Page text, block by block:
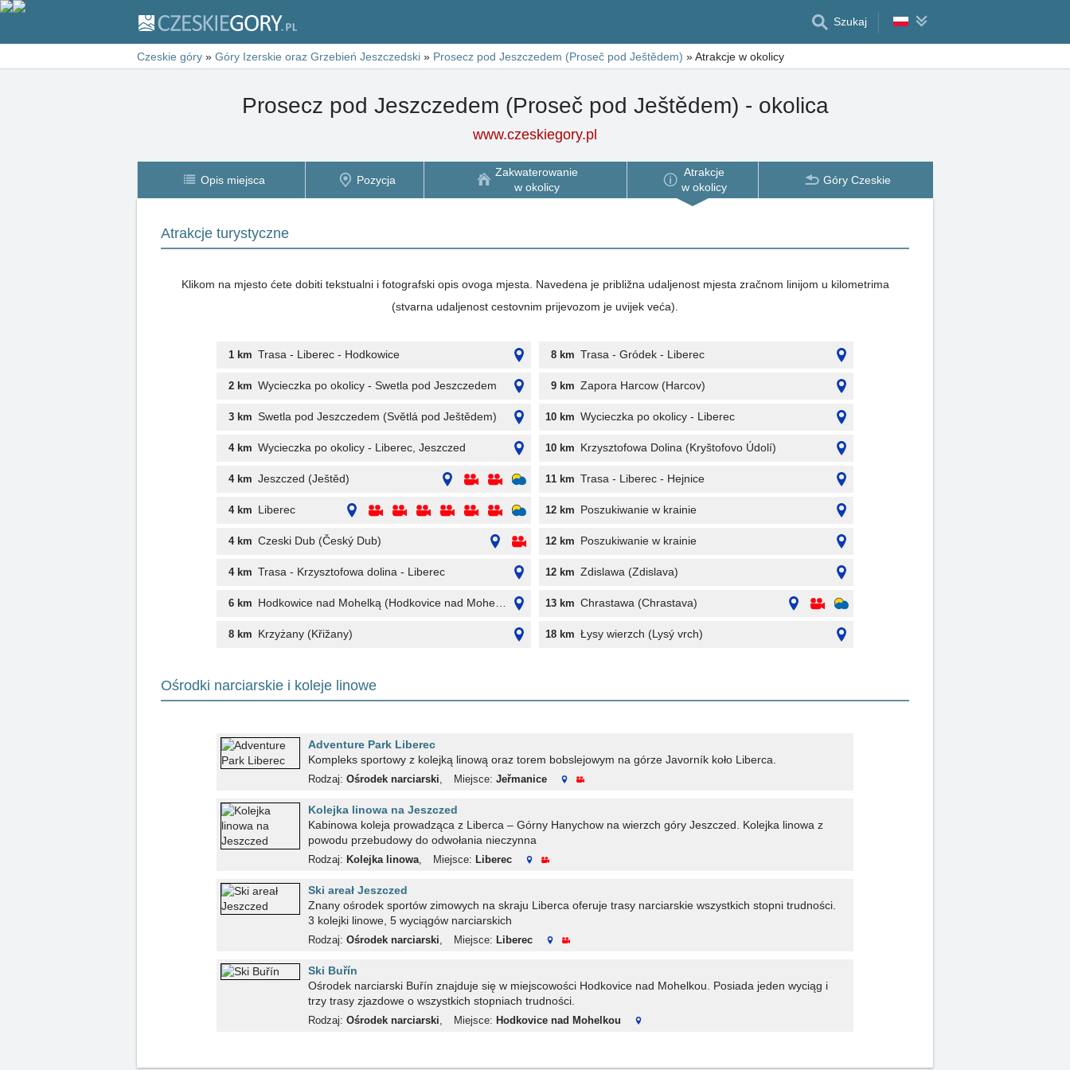
Szukaj
Czeskie góry » Góry Izerskie oraz Grzebień Jeszczedski » Prosecz pod Jeszczedem (Proseč pod Ještědem) »Atrakcje w okolicy
Prosecz pod Jeszczedem (Proseč pod Ještědem) - okolica
www.czeskiegory.pl
Opis miejsca Pozycja
Zakwaterowanie
w okolicy
Atrakcje
w okolicy
Góry Czeskie
Atrakcje turystyczne
Klikom na mjesto ćete dobiti tekstualni i fotografski opis ovoga mjesta. Navedena je približna udaljenost mjesta zračnom linijom u kilometrima
(stvarna udaljenost cestovnim prijevozom je uvijek veća).
1 km Trasa - Liberec - Hodkowice
2 km Wycieczka po okolicy - Swetla pod Jeszczedem
3 km Swetla pod Jeszczedem (Světlá pod Ještědem)
4 km Wycieczka po okolicy - Liberec, Jeszczed
4 km Jeszczed (Ještěd)
4 km Liberec
4 km Czeski Dub (Český Dub)
4 km Trasa - Krzysztofowa dolina - Liberec
6 km Hodkowice nad Mohelką (Hodkovice nad Mohelkou)
8 km Krzyżany (Křižany)
8 km Trasa - Gródek - Liberec
9 km Zapora Harcow (Harcov)
10 km Wycieczka po okolicy - Liberec
10 km Krzysztofowa Dolina (Kryštofovo Údolí)
11 km Trasa - Liberec - Hejnice
12 km Poszukiwanie w krainie
12 km Poszukiwanie w krainie
12 km Zdislawa (Zdislava)
13 km Chrastawa (Chrastava)
18 km Łysy wierzch (Lysý vrch)
Ośrodki narciarskie i koleje linowe
Adventure Park Liberec
Kompleks sportowy z kolejką linową oraz torem bobslejowym na górze Javorník koło Liberca.
Rodzaj: Ośrodek narciarski, Miejsce: Jeřmanice
Kolejka linowa na Jeszczed
Kabinowa koleja prowadząca z Liberca – Górny Hanychow na wierzch góry Jeszczed. Kolejka linowa z
powodu przebudowy do odwołania nieczynna
Rodzaj: Kolejka linowa, Miejsce: Liberec
Ski areał Jeszczed
Znany ośrodek sportów zimowych na skraju Liberca oferuje trasy narciarskie wszystkich stopni trudności.
3 kolejki linowe, 5 wyciągów narciarskich
Rodzaj: Ośrodek narciarski, Miejsce: Liberec
Ski Buřín
Ośrodek narciarski Buřín znajduje się w miejscowości Hodkovice nad Mohelkou. Posiada jeden wyciąg i
trzy trasy zjazdowe o wszystkich stopniach trudności.
Rodzaj: Ośrodek narciarski, Miejsce: Hodkovice nad Mohelkou